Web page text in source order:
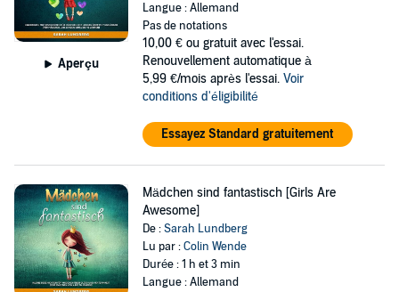
Aperçu
Langue : Allemand
Pas de notations
10,00 € ou gratuit avec l'essai.
Renouvellement automatique à
5,99 €/mois après l'essai. Voir
conditions d'éligibilité
Essayez Standard gratuitement
Mädchen sind fantastisch [Girls Are
Awesome]
De :Sarah Lundberg
Lu par :Colin Wende
Durée : 1 h et 3 min
Langue : Allemand